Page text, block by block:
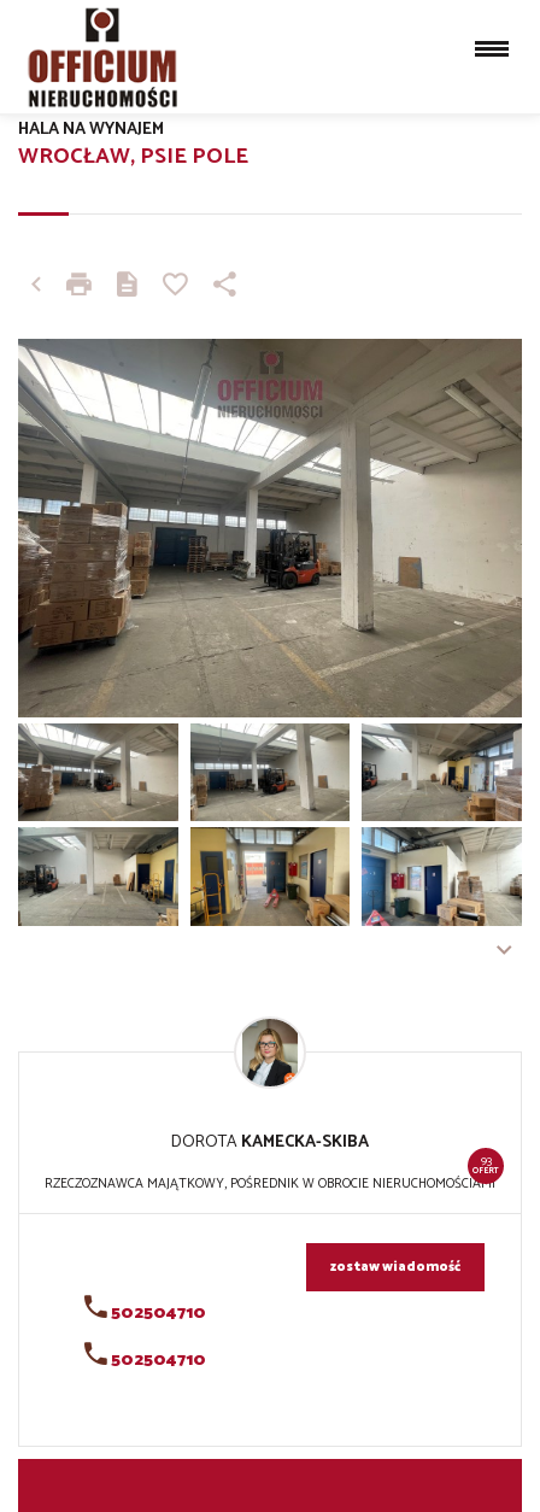
WROCŁAW, PSIE POLE
HALA NA WYNAJEM
93
OFERT
DOROTAKAMECKA-SKIBA
RZECZOZNAWCA MAJĄTKOWY, POŚREDNIK W OBROCIE NIERUCHOMOŚCIAMI
502504710
502504710
zostaw wiadomość